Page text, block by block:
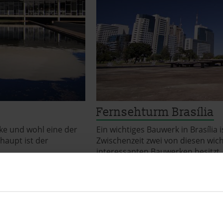
und wohl eine der
ist der
Fernsehturm Brasília
Ein wichtiges Bauwerk in
Zwischenzeit zwei von diesen
interessanten Bauwerken besitzt.